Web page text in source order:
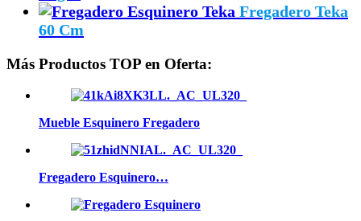
Fregadero Teka
60 Cm
Más Productos TOP en Oferta:
Mueble Esquinero Fregadero
Fregadero Esquinero…